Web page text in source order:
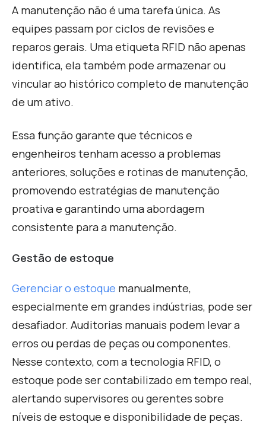
A manutenção não é uma tarefa única. As
equipes passam por ciclos de revisões e
reparos gerais. Uma etiqueta RFID não apenas
identifica, ela também pode armazenar ou
vincular ao histórico completo de manutenção
de um ativo.
Essa função garante que técnicos e
engenheiros tenham acesso a problemas
anteriores, soluções e rotinas de manutenção,
promovendo estratégias de manutenção
proativa e garantindo uma abordagem
consistente para a manutenção.
Gestão de estoque
Gerenciar o estoque manualmente,
especialmente em grandes indústrias, pode ser
desafiador. Auditorias manuais podem levar a
erros ou perdas de peças ou componentes.
Nesse contexto, com a tecnologia RFID, o
estoque pode ser contabilizado em tempo real,
alertando supervisores ou gerentes sobre
níveis de estoque e disponibilidade de peças.